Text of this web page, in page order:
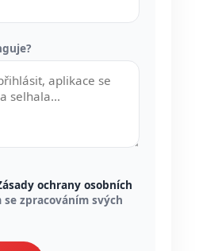
ochrany osobních
se zpracováním svých